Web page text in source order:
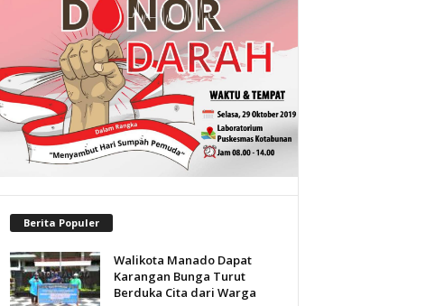
Berita Populer
Walikota Manado Dapat
Karangan Bunga Turut
Berduka Cita dari Warga